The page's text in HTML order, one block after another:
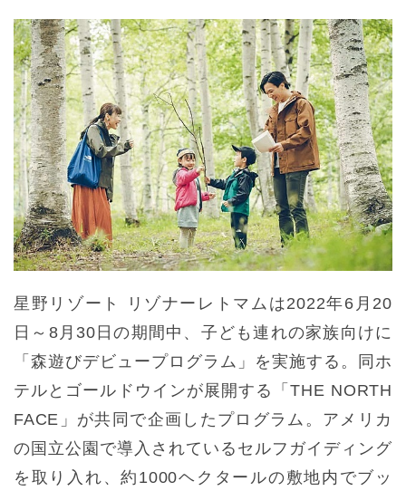
星野リゾート リゾナーレトマムは2022年6月20
日～8月30日の期間中、子ども連れの家族向けに
「森遊びデビュープログラム」を実施する。同ホ
テルとゴールドウインが展開する「THE NORTH
FACE」が共同で企画したプログラム。アメリカ
の国立公園で導入されているセルフガイディング
を取り入れ、約1000ヘクタールの敷地内でブッ